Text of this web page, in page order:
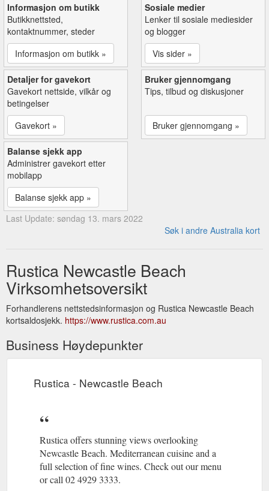
Informasjon om butikk
Butikknettsted,
kontaktnummer, steder
Informasjon om butikk »
Sosiale medier
Lenker til sosiale mediesider
og blogger
Vis sider »
Detaljer for gavekort
Gavekort nettside, vilkår og
betingelser
Gavekort »
Bruker gjennomgang
Tips, tilbud og diskusjoner
Bruker gjennomgang »
Balanse sjekk app
Administrer gavekort etter
mobilapp
Balanse sjekk app »
Last Update: søndag 13. mars 2022
Søk i andre Australia kort
Rustica Newcastle Beach
Virksomhetsoversikt
Forhandlerens nettstedsinformasjon og Rustica Newcastle Beach
kortsaldosjekk. https://www.rustica.com.au
Business Høydepunkter
Rustica - Newcastle Beach
Rustica offers stunning views overlooking
Newcastle Beach. Mediterranean cuisine and a
full selection of fine wines. Check out our menu
or call 02 4929 3333.